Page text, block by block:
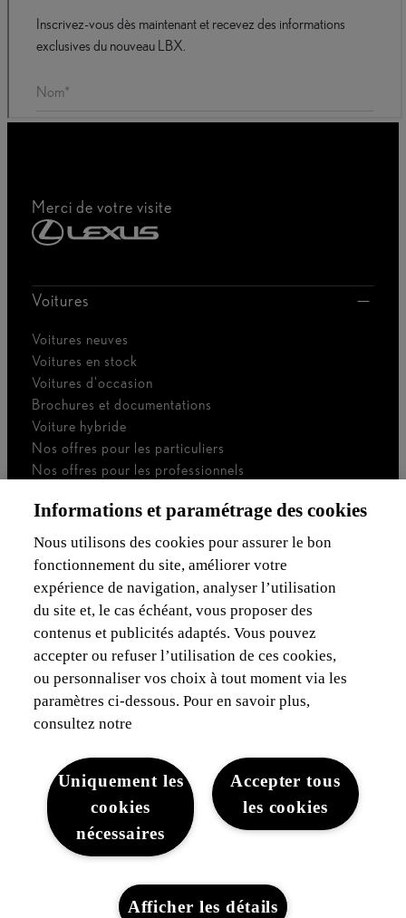
Merci de votre visite
Voitures
Voitures neuves
Voitures en stock
Voitures d'occasion
Brochures et documentations
Voiture hybride
Nos offres pour les particuliers
Nos offres pour les professionnels
Je suis indépendant
Je suis gestionnaire de flotte
Assurances & Financement
Découvrez Lexus
Mentions Légales
Mentions légales Cookies du site
Lexus-Belgique © 2026
Informations et paramétrage des cookies
Nous utilisons des cookies pour assurer le bon
fonctionnement du site, améliorer votre
expérience de navigation, analyser l’utilisation
du site et, le cas échéant, vous proposer des
contenus et publicités adaptés. Vous pouvez
accepter ou refuser l’utilisation de ces cookies,
ou personnaliser vos choix à tout moment via les
paramètres ci-dessous. Pour en savoir plus,
consultez notre
Accepter tous
les cookies
Uniquement les
cookies
nécessaires
Afficher les détails